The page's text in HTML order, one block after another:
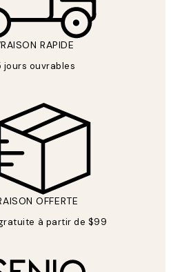
RAPIDE
jours ouvrables
OFFERTE
à partir de $99